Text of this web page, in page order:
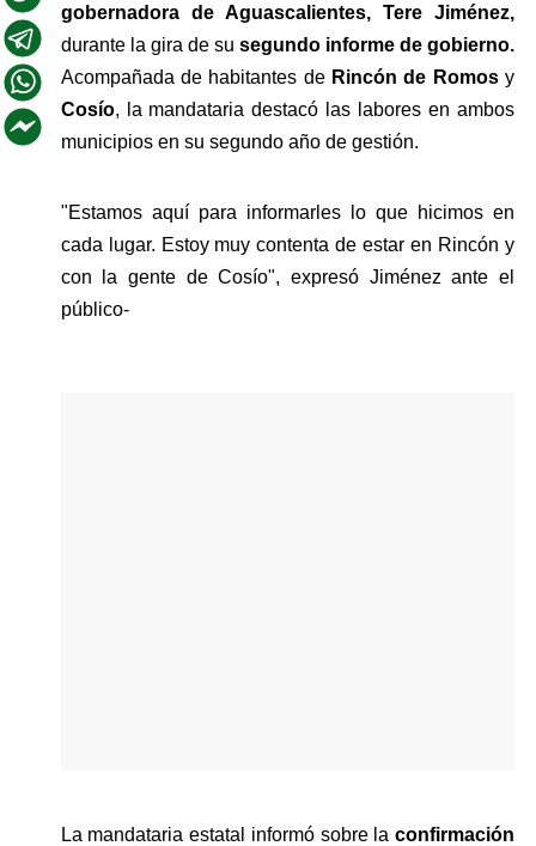
gobernadora de Aguascalientes, Tere Jiménez,
durante la gira de su segundo informe de gobierno.
Acompañada de habitantes de Rincón de Romos
Cosío, la mandataria destacó las labores en ambos
municipios en su segundo año de gestión.
"Estamos aquí para informarles lo que hicimos en
cada lugar. Estoy muy contenta de estar en Rincón y
con la gente de Cosío", expresó Jiménez ante el
público-
La mandataria estatal informó sobre la confirmación